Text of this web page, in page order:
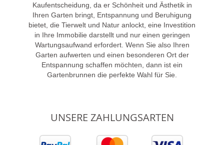
Kaufentscheidung, da er Schönheit und Ästhetik in
Ihren Garten bringt, Entspannung und Beruhigung
bietet, die Tierwelt und Natur anlockt, eine Investition
in Ihre Immobilie darstellt und nur einen geringen
Wartungsaufwand erfordert. Wenn Sie also Ihren
Garten aufwerten und einen besonderen Ort der
Entspannung schaffen möchten, dann ist ein
Gartenbrunnen die perfekte Wahl für Sie.
UNSERE ZAHLUNGSARTEN